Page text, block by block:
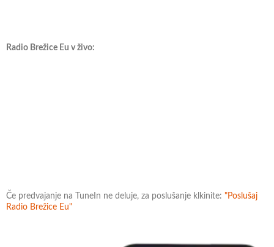
Radio Brežice Eu v živo:
Če predvajanje na TuneIn ne deluje, za poslušanje klkinite: "Poslušaj
Radio Brežice Eu"